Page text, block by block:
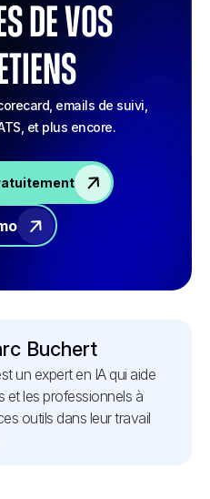
de vos
emails de suivi,
et plus encore.
Buchert
un expert en IA qui aide
et les professionnels à
outils dans leur travail